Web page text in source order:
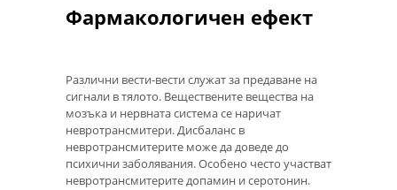
Фармакологичен ефект
Различни вести-вести служат за предаване на
сигнали в тялото. Веществените вещества на
мозъка и нервната система се наричат ​​
невротрансмитери. Дисбаланс в
невротрансмитерите може да доведе до
психични заболявания. Особено често участват
невротрансмитерите допамин и серотонин.